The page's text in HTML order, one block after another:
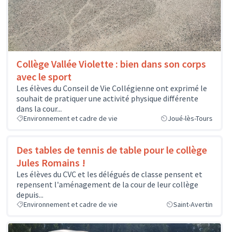
Collège Vallée Violette : bien dans son corps
avec le sport
Les élèves du Conseil de Vie Collégienne ont exprimé le
souhait de pratiquer une activité physique différente
dans la cour...
Environnement et cadre de vie Joué-lès-Tours
Des tables de tennis de table pour le collège
Jules Romains !
Les élèves du CVC et les délégués de classe pensent et
repensent l'aménagement de la cour de leur collège
depuis...
Environnement et cadre de vie Saint-Avertin